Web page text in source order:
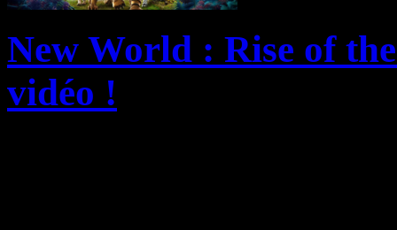
New World : Rise of
vidéo !